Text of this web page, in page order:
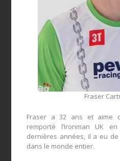
Fraser
Fraser a 32 ans et aime
remporté
l’Ironman UK
dernières années, il a eu
dans le monde entier.